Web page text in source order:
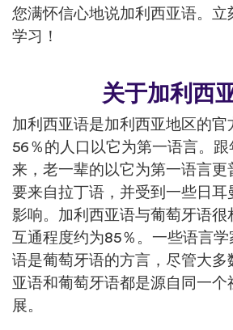
您满怀信心地说加利西亚语。立
学习！
关于加利西
加利西亚语是加利西亚地区的官
56％的人口以它为第一语言。跟
来，老一辈的以它为第一语言更
要来自拉丁语，并受到一些日耳
影响。加利西亚语与葡萄牙语很
互通程度约为85％。一些语言
语是葡萄牙语的方言，尽管大多
亚语和葡萄牙语都是源自同一个
展。